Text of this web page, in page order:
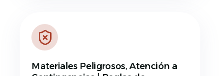
Materiales Peligrosos, Atención a